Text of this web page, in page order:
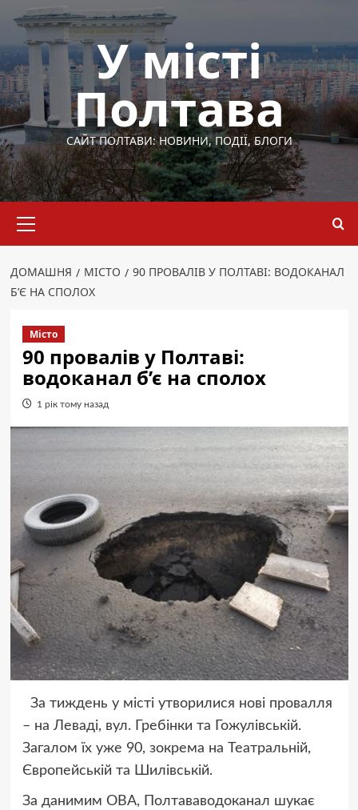
Перейти
вмісту
У місті
Полтава
САЙТ ПОЛТАВИ: НОВИНИ, ПОДІЇ, БЛОГИ
меню
ДОМАШНЯ МІСТО
90 ПРОВАЛІВ У ПОЛТАВІ: ВОДОКАНАЛ
Б’Є НА СПОЛОХ
Місто
90 провалів у Полтаві:
водоканал б’є на сполох
1 рік тому назад
За тиждень у місті утворилися нові провалля
– на Леваді, вул. Гребінки та Гожулівській.
Загалом їх уже 90, зокрема на Театральній,
Європейській та Шилівській.
За данимим ОВА, Полтававодоканал шукає